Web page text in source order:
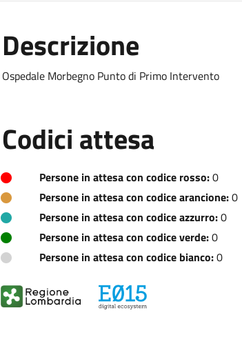
Descrizione
Ospedale Morbegno Punto di Primo Intervento
Codici attesa
Persone in attesa con codice rosso:0
Persone in attesa con codice arancione:0
Persone in attesa con codice azzurro:0
Persone in attesa con codice verde:0
Persone in attesa con codice bianco:0